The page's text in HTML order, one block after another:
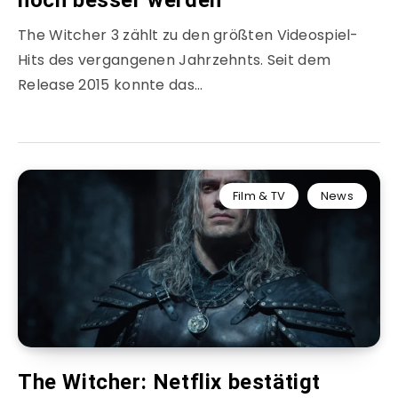
The Witcher 3 zählt zu den größten Videospiel-
Hits des vergangenen Jahrzehnts. Seit dem
Release 2015 konnte das…
Film & TV News
The Witcher: Netflix bestätigt